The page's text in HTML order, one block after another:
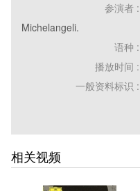
参演者 :
Michelangeli.
语种 :
播放时间 :
一般资料标识 :
出版发行日期 :
特殊资料标识和文献数量 :
相关视频